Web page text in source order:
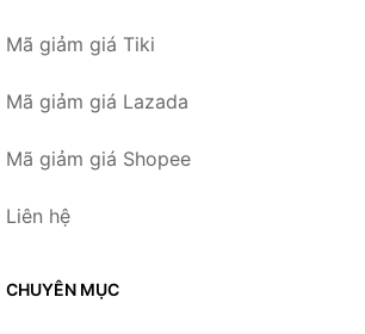
Mã giảm giá Tiki
Mã giảm giá Lazada
Mã giảm giá Shopee
Liên hệ
CHUYÊN MỤC